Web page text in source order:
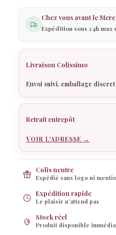
Chez vous avant le
Expédition sous 24h max
Livraison Colissimo
Envoi suivi, emballage discret
Retrait entrepôt
VOIR L'ADRESSE →
Colis neutre
Expédié sans logo ni
Expédition rapide
Le plaisir n'attend pas
Stock réel
Produit disponible
Rosy réfléchit…